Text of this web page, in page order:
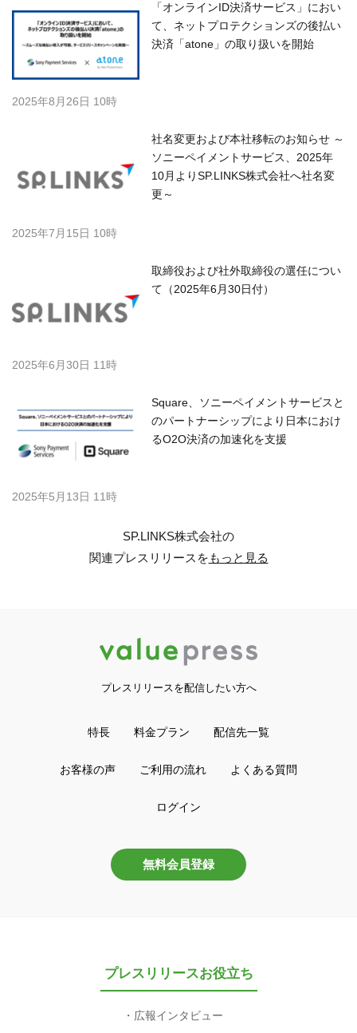
「オンラインID決済サービス」におい
て、ネットプロテクションズの後払い
決済「atone」の取り扱いを開始
2025年8月26日 10時
社名変更および本社移転のお知らせ ～
ソニーペイメントサービス、2025年
10月よりSP.LINKS株式会社へ社名変
更～
2025年7月15日 10時
取締役および社外取締役の選任につい
て（2025年6月30日付）
2025年6月30日 11時
Square、ソニーペイメントサービスと
のパートナーシップにより日本におけ
るO2O決済の加速化を支援
2025年5月13日 11時
SP.LINKS株式会社の
関連プレスリリースをもっと見る
プレスリリースを配信したい方へ
特長 料金プラン 配信先一覧
お客様の声 ご利用の流れ よくある質問
ログイン
無料会員登録
プレスリリースお役立ち
広報インタビュー